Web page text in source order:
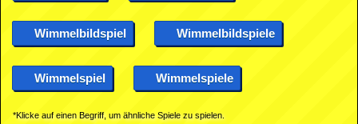
Wimmelbildspiel Wimmelbildspiele
Wimmelspiel Wimmelspiele
*Klicke auf einen Begriff, um ähnliche Spiele zu spielen.